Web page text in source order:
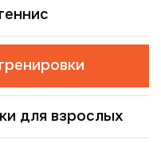
для взрослых